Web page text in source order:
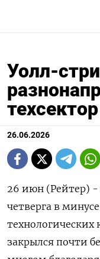
Уолл-
26.06.2026
26 июн (Рейтер) -
‌четверга в
⁠закрылся ‌почти